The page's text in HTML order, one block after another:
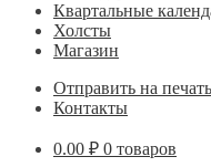
Квартальные
Холсты
Магазин
Отправить на печать
Контакты
0.00 ₽ 0 товаров